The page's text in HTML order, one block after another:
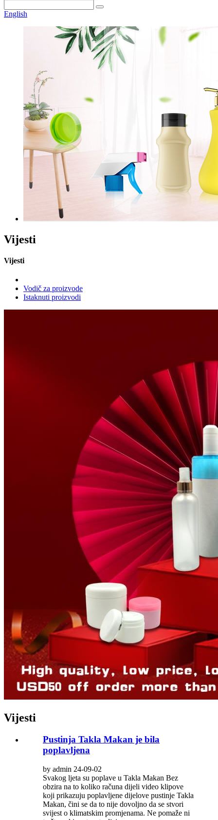
English
Vijesti
Vijesti
Vodič za proizvode
Istaknuti proizvodi
Vijesti
Pustinja Takla Makan je bila
poplavljena
by admin 24-09-02
Svakog ljeta su poplave u Takla Makan Bez
obzira na to koliko računa dijeli video klipove
koji prikazuju poplavljene dijelove pustinje Takla
Makan, čini se da to nije dovoljno da se stvori
svijest o klimatskim promjenama. Ne pomaže ni